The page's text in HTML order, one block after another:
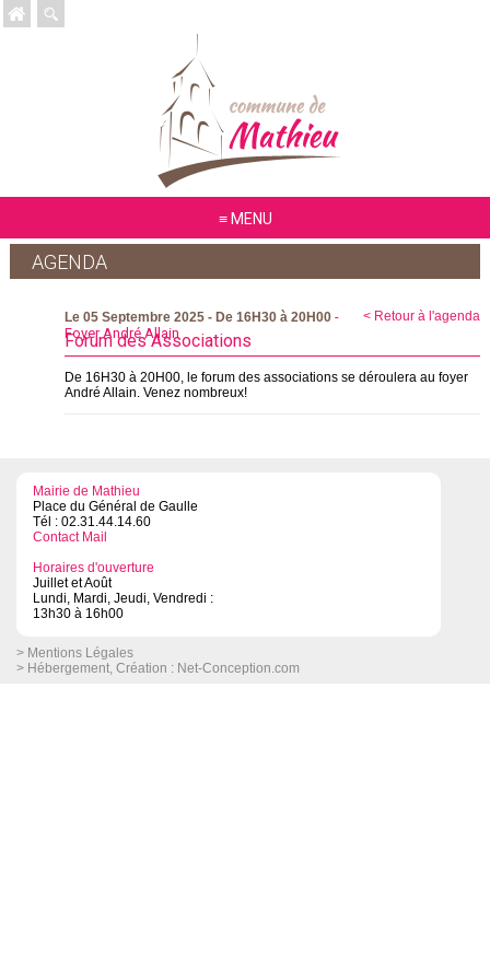
MENU
AGENDA
< Retour à l'agenda
Le 05 Septembre 2025 - De 16H30 à 20H00-
Foyer André Allain
Forum des Associations
De 16H30 à 20H00, le forum des associations se déroulera au foyer
André Allain. Venez nombreux!
Mairie de Mathieu
Place du Général de Gaulle
Tél : 02.31.44.14.60
Contact Mail
Horaires d'ouverture
Juillet et Août
Lundi, Mardi, Jeudi, Vendredi :
13h30 à 16h00
> Mentions Légales
> Hébergement, Création : Net-Conception.com